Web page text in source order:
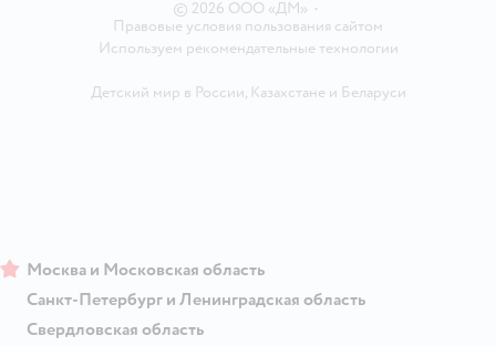
© 2026 ООО «ДМ» •
Правовые условия пользования сайтом
Используем рекомендательные технологии
Детский мир в России, Казахстанеи Беларуси
Москва и Московская область
Санкт-Петербург и Ленинградская область
Свердловская область